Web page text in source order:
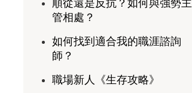
順從還是反抗？如何與強勢主
管相處？
如何找到適合我的職涯諮詢
師？
職場新人《生存攻略》